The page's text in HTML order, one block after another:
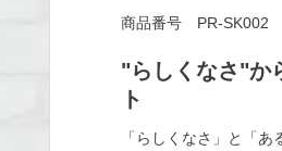
商品番号 PR-SK002
"らしくなさ"か
ト
「らしくなさ」と「